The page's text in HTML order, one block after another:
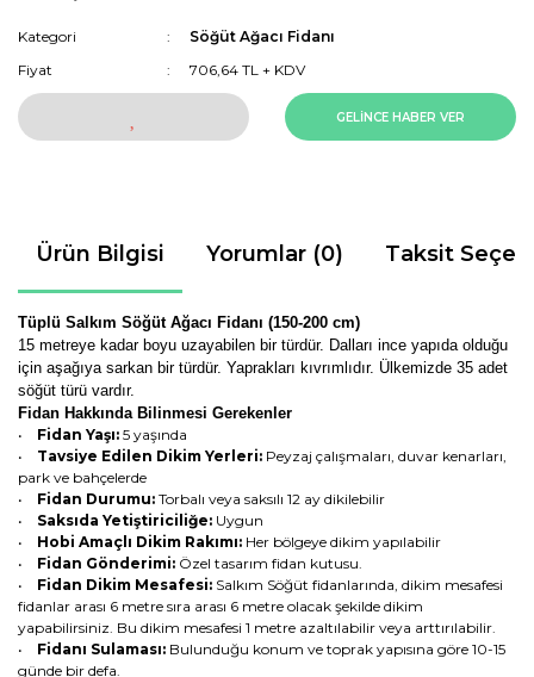
Kategori
Söğüt Ağacı Fidanı
Fiyat
706,64 TL + KDV
GELİNCE HABER VER
Ürün Bilgisi Yorumlar (0) Taksit
Tüplü Salkım Söğüt Ağacı Fidanı (150-200 cm)
15 metreye kadar boyu uzayabilen bir türdür. Dalları ince yapıda olduğu
için aşağıya sarkan bir türdür. Yaprakları kıvrımlıdır. Ülkemizde 35 adet
söğüt türü vardır.
Fidan Hakkında Bilinmesi Gerekenler
•
Fidan Yaşı: 5 yaşında
• Tavsiye Edilen Dikim Yerleri: Peyzaj çalışmaları, duvar kenarları,
park ve bahçelerde
• Fidan Durumu: Torbalı veya saksılı 12 ay dikilebilir
• Saksıda Yetiştiriciliğe: Uygun
• Hobi Amaçlı Dikim Rakımı: Her bölgeye dikim yapılabilir
• Fidan Gönderimi: Özel tasarım fidan kutusu.
• Fidan Dikim Mesafesi: Salkım Söğüt fidanlarında, dikim mesafesi
fidanlar arası 6 metre sıra arası 6 metre olacak şekilde dikim
yapabilirsiniz. Bu dikim mesafesi 1 metre azaltılabilir veya arttırılabilir.
• Fidanı Sulaması: Bulunduğu konum ve toprak yapısına göre 10-15
günde bir defa.